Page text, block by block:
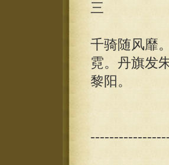
三
千骑随风靡
霓。丹旗发
黎阳。